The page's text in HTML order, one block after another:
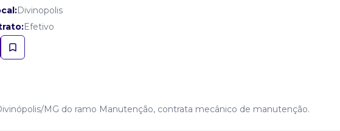
Divinopolis
Efetivo
MG do ramo Manutenção, contrata mecânico de manutenção.